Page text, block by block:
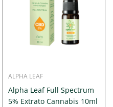
ALPHA LEAF
Alpha Leaf Full Spectrum
5% Extrato Cannabis 10ml